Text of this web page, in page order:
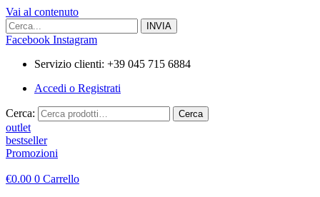
Vai al contenuto
Facebook Instagram
Servizio clienti: +39 045 715 6884
Accedi o Registrati
Cerca: Cerca
outlet
bestseller
Promozioni
€0.00 0 Carrello